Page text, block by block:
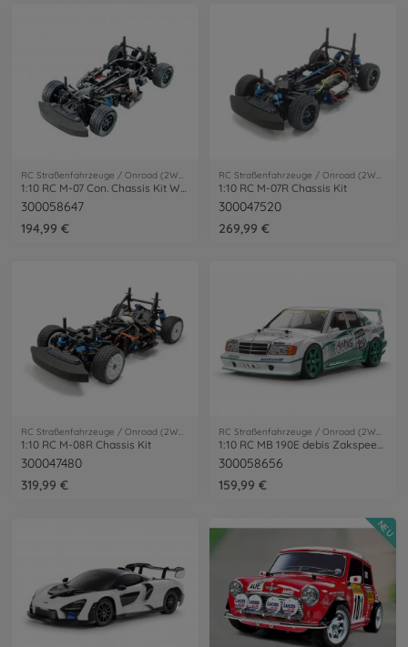
RC Straßenfahrzeuge / Onroad (2WD/4WD)
300058647
194,99 €
RC Straßenfahrzeuge / Onroad (2WD/4WD)
1:10 RC M-07R Chassis Kit
300047520
269,99 €
RC Straßenfahrzeuge / Onroad (2WD/4WD)
1:10 RC M-08R Chassis Kit
300047480
319,99 €
RC Straßenfahrzeuge / Onroad (2WD/4WD)
1:10 RC MB 190E debis Zakspeed TT-01E
300058656
159,99 €
NEU